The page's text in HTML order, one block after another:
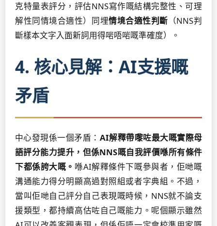
克特量表評分，評估NNS寫作嘅結構完整性、可理
解性同情境合適性）同埋情境合適性判斷 （NNS判
斷樣本文字入面新詞用得啱唔啱嘅準確度）。
4. 核心見解：AI支援嘅
矛盾
中心發現係一個矛盾： AI解釋帶嚟咗最大嘅實際母
語評分能力提升，但係NNS嘅自我評價喺所有條件
下都係誇大嘅。 喺AI解釋條件下嘅參與者，佢哋嘅
溝通能力得分明顯高過對照組或者字典組。不過，
當叫佢哋自己評分自己表現嘅時候，NNS就不論支
援類型，都持續高估咗自己嘅能力。呢個顯示雖然